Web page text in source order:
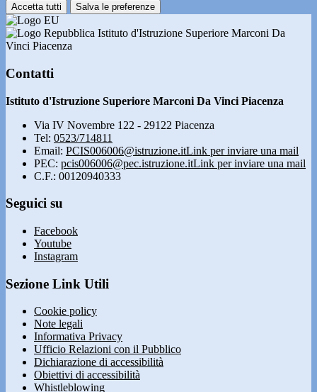
Accetta tutti Salva le preferenze
Istituto d'Istruzione Superiore Marconi Da
Vinci Piacenza
Contatti
Istituto d'Istruzione Superiore Marconi Da Vinci Piacenza
Via IV Novembre 122 - 29122 Piacenza
Tel: 0523/714811
Email: PCIS006006@istruzione.itLink per inviare una mail
PEC: pcis006006@pec.istruzione.itLink per inviare una mail
C.F.: 00120940333
Seguici su
Facebook
Youtube
Instagram
Sezione Link Utili
Cookie policy
Note legali
Informativa Privacy
Ufficio Relazioni con il Pubblico
Dichiarazione di accessibilità
Obiettivi di accessibilità
Whistleblowing